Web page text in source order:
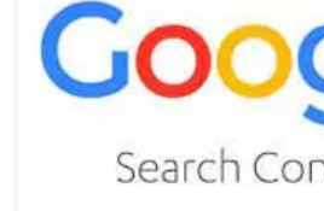
Google Search Console : Un Outil
Google Search Console : Un Outil
Google Search Console, anciennement
Google Webmaster Tools, est un outil
pour aider les webmasters à surveiller